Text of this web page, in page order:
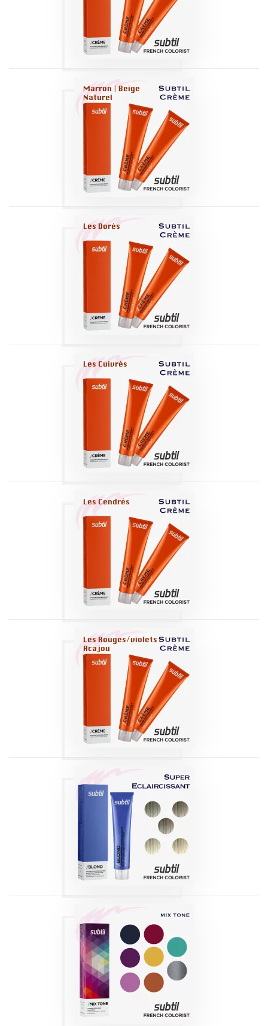
Produits
COLORATION
SUBTIL /CREME |
MARRON-BEIGE-
NATUREL
Produits
COLORATION
SUBTIL /CREME |
DORÉS
Produits
COLORATION
SUBTIL /CREME |
CUIVRÉS
Produits
COLORATION
SUBTIL /CREME |
CENDRÉS
Produits
COLORATION
SUBTIL /CREME |
ROUGE ACAJOU
VIOLINE
Produits
COLORATION
SUBTIL /BLOND
SUPER
ECLAIRCISSANT
Produits
COLORATION
SUBTIL /MIX TONE
Produits